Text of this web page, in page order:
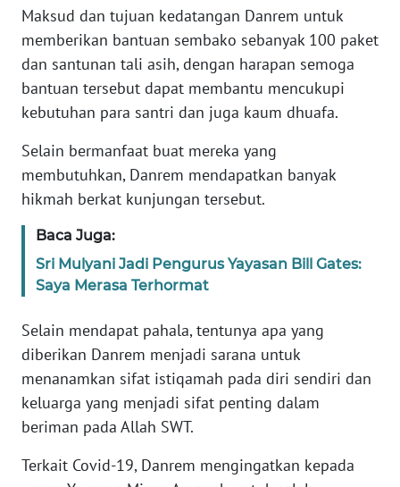
Maksud dan tujuan kedatangan Danrem untuk
memberikan bantuan sembako sebanyak 100 paket
dan santunan tali asih, dengan harapan semoga
bantuan tersebut dapat membantu mencukupi
kebutuhan para santri dan juga kaum dhuafa.
Selain bermanfaat buat mereka yang
membutuhkan, Danrem mendapatkan banyak
hikmah berkat kunjungan tersebut.
Baca Juga:
Sri Mulyani Jadi Pengurus Yayasan Bill Gates:
Saya Merasa Terhormat
Selain mendapat pahala, tentunya apa yang
diberikan Danrem menjadi sarana untuk
menanamkan sifat istiqamah pada diri sendiri dan
keluarga yang menjadi sifat penting dalam
beriman pada Allah SWT.
Terkait Covid-19, Danrem mengingatkan kepada
PAPUA
PAPUA
BARAT
WN
RIAU
WN
SERAMBI
WN
JAMBI
WN
SULTRA
WN
NTB
WN